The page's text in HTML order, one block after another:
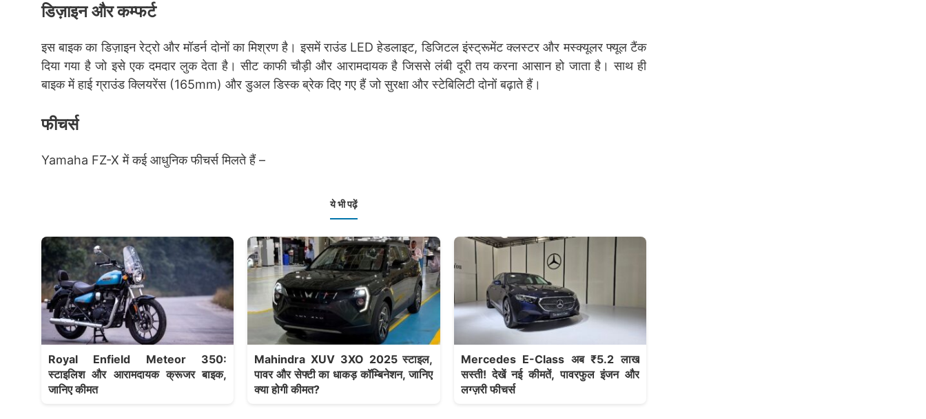
डिज़ाइन और कम्फर्ट
इस बाइक का डिज़ाइन रेट्रो और मॉडर्न दोनों का मिश्रण है। इसमें राउंड LED हेडलाइट, डिजिटल इंस्ट्रूमेंट क्लस्टर और मस्क्यूलर फ्यूल टैंक
दिया गया है जो इसे एक दमदार लुक देता है। सीट काफी चौड़ी और आरामदायक है जिससे लंबी दूरी तय करना आसान हो जाता है। साथ ही
बाइक में हाई ग्राउंड क्लियरेंस (165mm) और डुअल डिस्क ब्रेक दिए गए हैं जो सुरक्षा और स्टेबिलिटी दोनों बढ़ाते हैं।
फीचर्स
Yamaha FZ-X में कई आधुनिक फीचर्स मिलते हैं –
ये भी पढ़ें
Royal Enfield Meteor 350:
स्टाइलिश और आरामदायक क्रूजर बाइक,
जानिए कीमत
Mahindra XUV 3XO 2025 स्टाइल,
पावर और सेफ्टी का धाकड़ कॉम्बिनेशन, जानिए
क्या होगी कीमत?
Mercedes E-Class अब ₹5.2 लाख
सस्ती! देखें नई कीमतें, पावरफुल इंजन और
लग्ज़री फीचर्स